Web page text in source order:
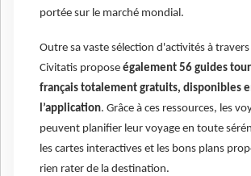
portée sur le marché mondial.
Outre sa vaste sélection d'activités à
Civitatis propose également 56 guides
français totalement gratuits, disponibles
l’application. Grâce à ces ressources, les
peuvent planifier leur voyage en toute
les cartes interactives et les bons plans
rien rater de la destination.